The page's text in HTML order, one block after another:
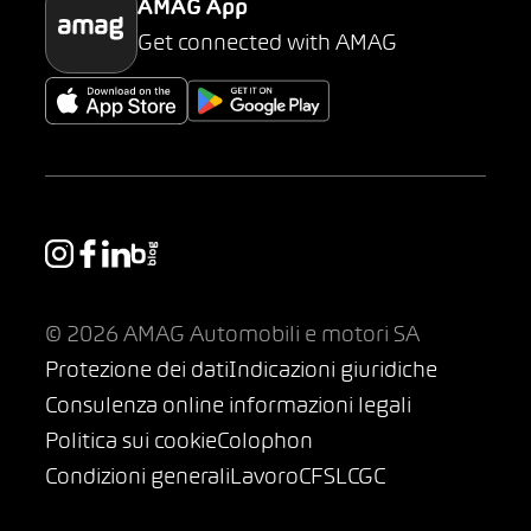
AMAG App
Get connected with AMAG
© 2026 AMAG Automobili e motori SA
Protezione dei datiIndicazioni giuridiche
Consulenza online informazioni legali
Politica sui cookieColophon
Condizioni generaliLavoroCFSLCGC